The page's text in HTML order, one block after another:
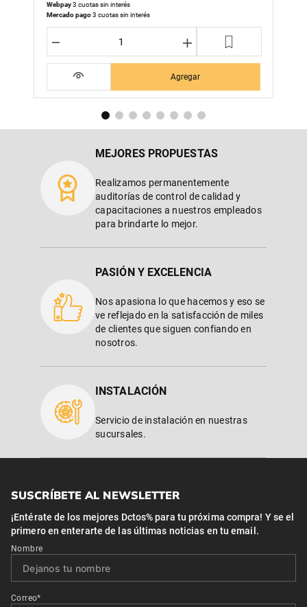
Webpay3 cuotas sin interés
Mercado pago3 cuotas sin interés
＋
－
Agregar
MEJORES PROPUESTAS
Realizamos permanentemente
auditorías de control de calidad y
capacitaciones a nuestros empleados
para brindarte lo mejor.
PASIÓN Y EXCELENCIA
Nos apasiona lo que hacemos y eso se
ve reflejado en la satisfacción de miles
de clientes que siguen confiando en
nosotros.
INSTALACIÓN
Servicio de instalación en nuestras
sucursales.
SUSCRÍBETE AL NEWSLETTER
¡Entérate de los mejores Dctos% para tu próxima compra! Y se el
primero en enterarte de las últimas noticias en tu email.
Nombre
Correo*